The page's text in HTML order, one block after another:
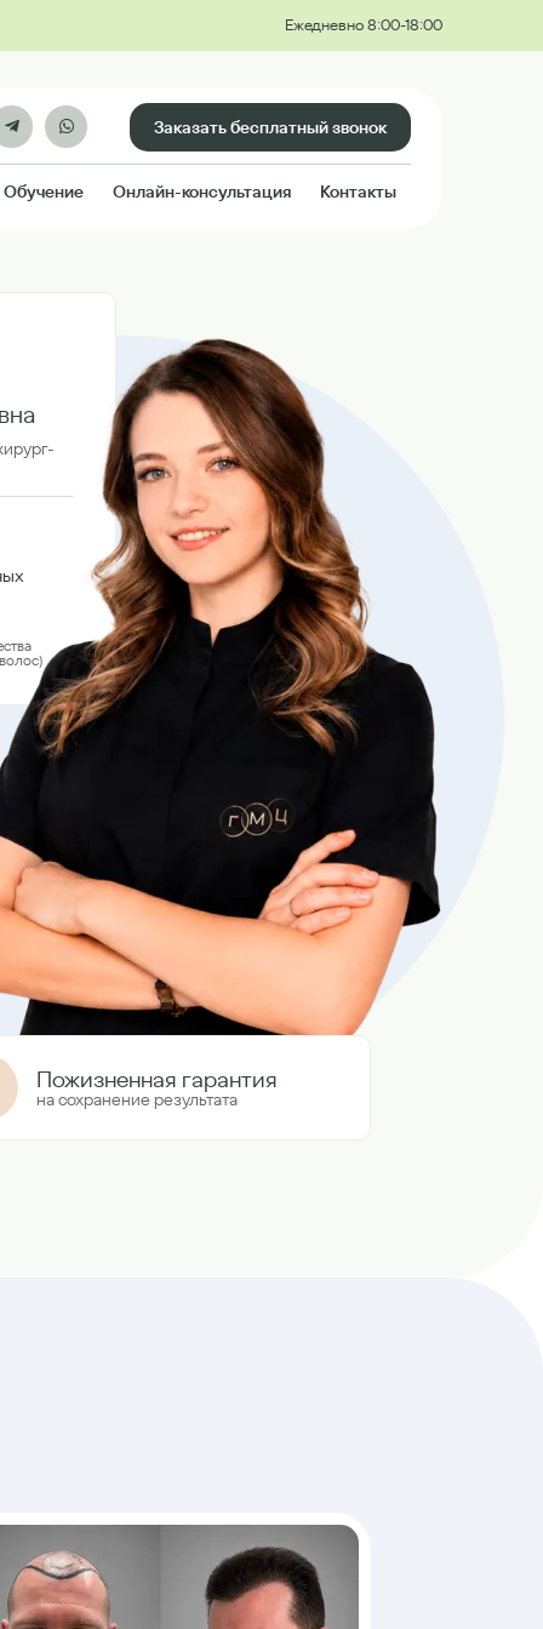
Ежедневно 8:00-18:00
Заказать бесплатный звонок
Обучение Онлайн-консультация Контакты
Пожизненная гарантия
на сохранение результата